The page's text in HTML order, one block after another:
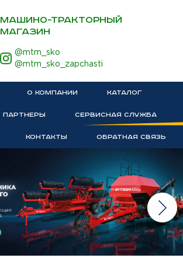
МАШИНО-ТРАКТОРНЫЙ
МАГАЗИН
@mtm_sko
@mtm_sko_zapchasti
О КОМПАНИИ КАТАЛОГ
ПАРТНЕРЫ СЕРВИСНАЯ СЛУЖБА
КОНТАКТЫ ОБРАТНАЯ СВЯЗЬ